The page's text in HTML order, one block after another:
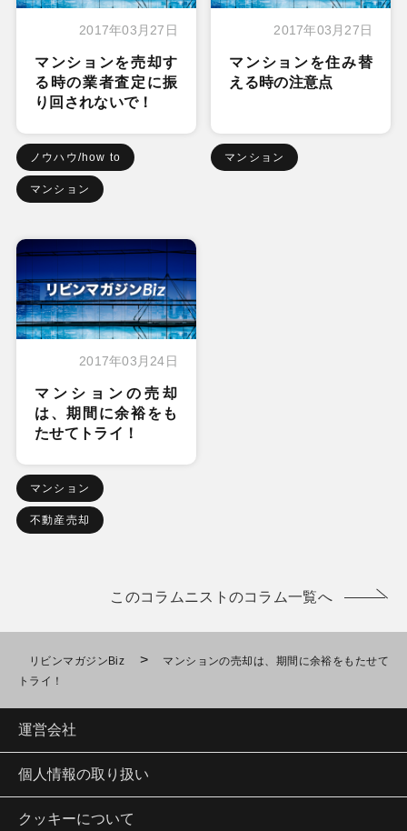
2017年03月27日
マンションを売却す
る時の業者査定に振
り回されないで！
ノウハウ/how to
マンション
2017年03月27日
マンションを住み替
える時の注意点
マンション
2017年03月24日
マンションの売却
は、期間に余裕をも
たせてトライ！
マンション
不動産売却
このコラムニストのコラム一覧へ
リビンマガジンBiz >
マンションの売却は、期間に余裕をもたせて
トライ！
運営会社
個人情報の取り扱い
クッキーについて